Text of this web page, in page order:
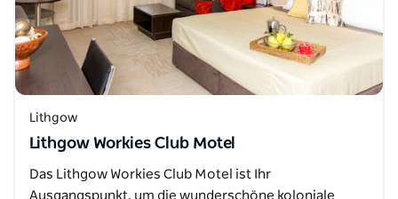
Lithgow
Lithgow Workies Club Motel
Das Lithgow Workies Club Motel ist Ihr
Ausgangspunkt, um die wunderschöne koloniale